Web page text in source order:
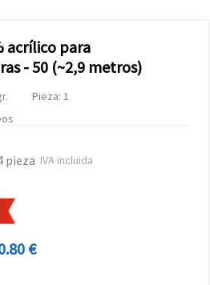
acrílico para
- 50 (~2,9 metros)
Pieza: 1
pieza IVA incluida
€